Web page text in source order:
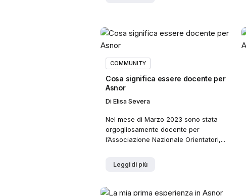
COMMUNITY
Cosa significa essere docente per
Asnor
Di Elisa Severa
Nel mese di Marzo 2023 sono stata
orgogliosamente docente per
l’Associazione Nazionale Orientatori,...
Leggi di più